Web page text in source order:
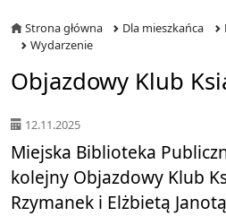
Strona główna Dla mieszkańca
Wydarzenie
Objazdowy Klub
12.11.2025
Miejska Biblioteka
kolejny Objazdowy Klub
Rzymanek i Elżbietą Janotą